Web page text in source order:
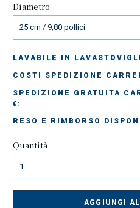
Diametro
25 cm / 9,80 pollici
LAVABILE IN
COSTI SPEDIZIONE
SPEDIZIONE GRATUITA
€:
RESO E RIMBORSO
Quantità
AGGIUNGI